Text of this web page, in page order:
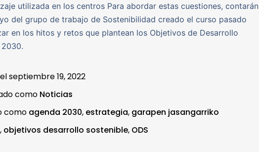
utilizada en los centros Para abordar estas cuestiones, contarán
del grupo de trabajo de Sostenibilidad creado el curso pasado
en los hitos y retos que plantean los Objetivos de Desarrollo
septiembre 19, 2022
como Noticias
como agenda 2030, estrategia, garapen jasangarriko
, objetivos desarrollo sostenible, ODS